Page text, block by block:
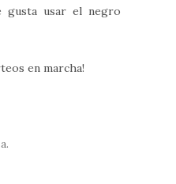
gusta usar el negro
en marcha!